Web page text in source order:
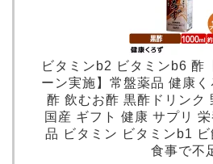
ビタミンb2 ビタミンb6 酢
ーン実施】常盤薬品 健康
酢 飲むお酢 黒酢ドリンク
国産 ギフト 健康 サプリ
品 ビタミン ビタミンb1 ビ
食事で不